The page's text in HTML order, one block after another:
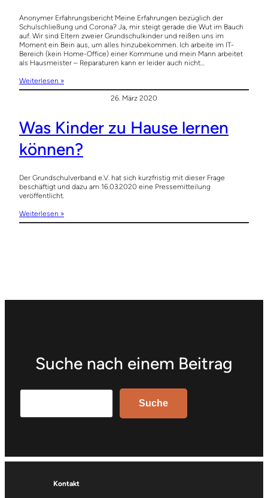
Anonymer Erfahrungsbericht Meine Erfahrungen bezüglich der
Schulschließung und Corona? Ja, mir steigt gerade die Wut im Bauch
auf. Wir sind Eltern zweier Grundschulkinder und reißen uns im
Moment ein Bein aus, um alles hinzubekommen. Ich arbeite im IT-
Bereich (kein Home-Office) einer Kommune und mein Mann arbeitet
als Hausmeister – Reparaturen kann er leider auch nicht…
Weiterlesen »
26. März 2020
Was Kinder zu Hause lernen
können?
Der Grundschulverband e.V. hat sich kurzfristig mit dieser Frage
beschäftigt und dazu am 16.03.2020 eine Pressemitteilung
veröffentlicht.
Weiterlesen »
Suche nach einem Beitrag
Search
Suche
Kontakt